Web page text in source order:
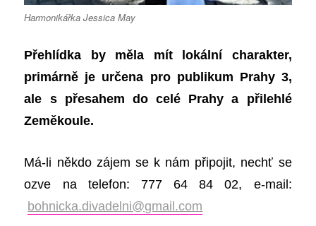
Harmonikářka Jessica May
Přehlídka by měla mít lokální charakter,
primárně je určena pro publikum Prahy 3,
ale s přesahem do celé Prahy a přilehlé
Zeměkoule.
Má-li někdo zájem se k nám připojit, nechť se
ozve na telefon: 777 64 84 02, e-mail:
bohnicka.divadelni@gmail.com